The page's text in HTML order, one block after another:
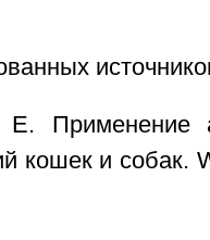
Применение
кошек и собак.